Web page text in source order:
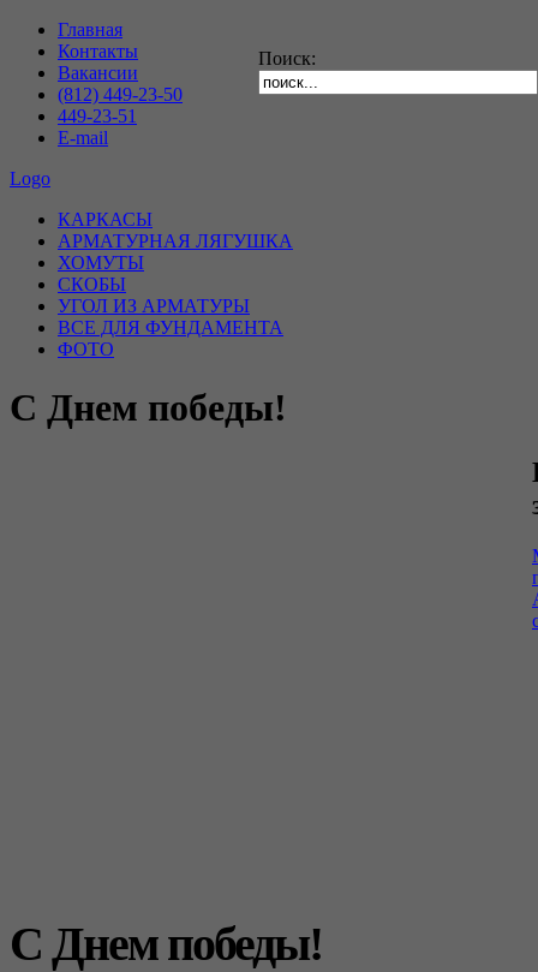
Главная
Контакты
Вакансии
(812) 449-23-50
449-23-51
E-mail
Logo
КАРКАСЫ
АРМАТУРНАЯ ЛЯГУШКА
ХОМУТЫ
СКОБЫ
УГОЛ ИЗ АРМАТУРЫ
ВСЕ ДЛЯ ФУНДАМЕНТА
ФОТО
С Днем победы!
Поиск:
С Днем победы!